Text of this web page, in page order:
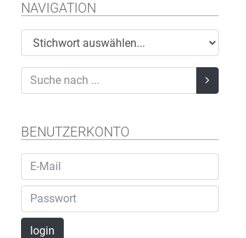
NAVIGATION
BENUTZERKONTO
login